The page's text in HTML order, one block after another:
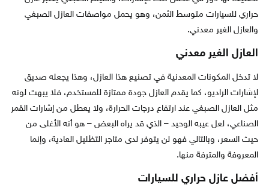
حراري للسيارات متوسط الثمن، وهو يحمل مواصفات العازل الصبغي
والعازل الغير معدني.
العازل الغير معدني
لا تدخل المكونات المعدنية في تصنيع هذا العازل، وهذا يجعله صديق
لإشارات الراديو، كما يقدم العازل جودة ممتازة للمستخدم، فلا يبهت لونه
مثل العازل الصبغي عند ارتفاع درجات الحرارة، ولا يعطل من إشارات القمر
الصناعي، لعل عيبه الوحيد – الذي قد يراه البعض – هو أنه الأغلى من
حيث السعر، وبالتالي فهو لن يتوفر لدى متاجر التظليل العادية، وإنما
المعروفة والمترفة منها.
أفضل عازل حراري للسيارات